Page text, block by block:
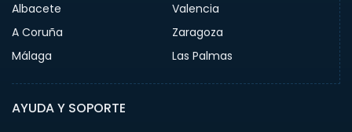
Albacete
Valencia
A Coruña
Zaragoza
Málaga
Las Palmas
AYUDA Y SOPORTE